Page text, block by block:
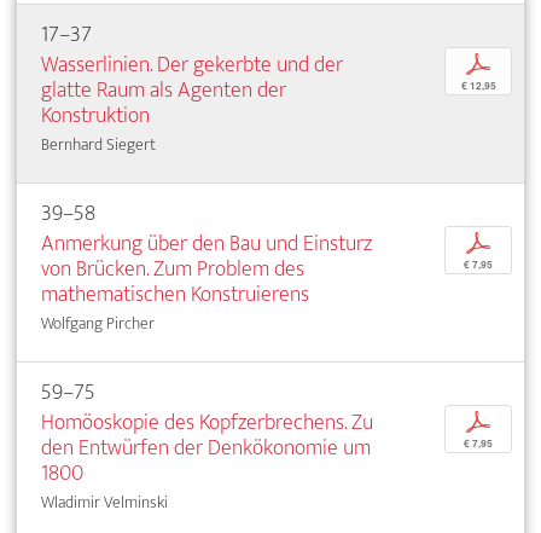
17–37
Wasserlinien. Der gekerbte und der
glatte Raum als Agenten der
Konstruktion
Bernhard Siegert
p
€ 12,95
39–58
Anmerkung über den Bau und Einsturz
von Brücken. Zum Problem des
mathematischen Konstruierens
Wolfgang Pircher
p
€ 7,95
59–75
Homöoskopie des Kopfzerbrechens. Zu
den Entwürfen der Denkökonomie um
1800
Wladimir Velminski
p
€ 7,95